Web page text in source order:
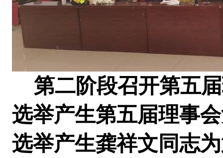
第二阶段召开第五
选举产生第五届理事
选举产生龚祥文同志